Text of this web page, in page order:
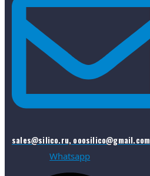
sales@silico.ru, ooosilico@gmail.com
Whatsapp